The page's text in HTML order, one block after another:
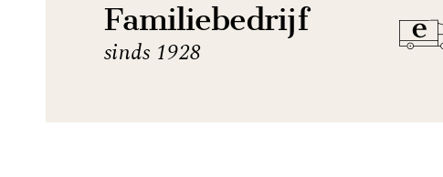
Familiebedrijf
sinds 1928